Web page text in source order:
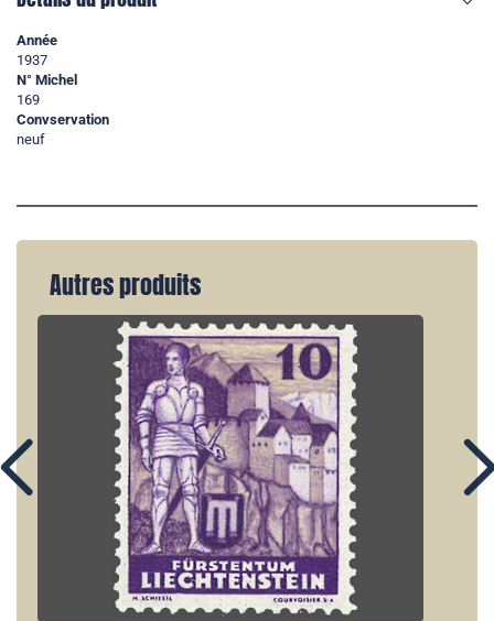
Année
1937
N° Michel
169
Convservation
neuf
Autres produits